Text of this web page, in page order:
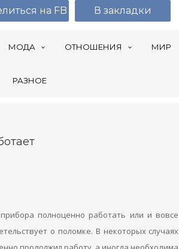
МОДА ОТНОШЕНИЯ МИР
РАЗНОЕ
полноценно работать или и вовсе
о поломке. В некоторых случаях
на FB В закладки